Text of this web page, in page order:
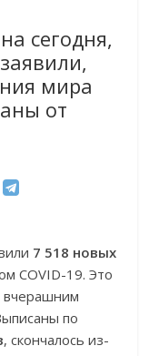
сегодня,
мира
от
7 518 новых
COVID-19. Это
вчерашним
по
, скончалось из-